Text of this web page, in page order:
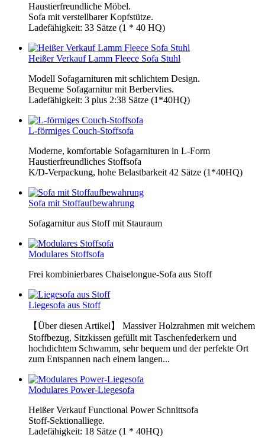
Haustierfreundliche Möbel.
Sofa mit verstellbarer Kopfstütze.
Ladefähigkeit: 33 Sätze (1 * 40 HQ)
Heißer Verkauf Lamm Fleece Sofa Stuhl
Modell Sofagarnituren mit schlichtem Design.
Bequeme Sofagarnitur mit Berbervlies.
Ladefähigkeit: 3 plus 2:38 Sätze (1*40HQ)
L-förmiges Couch-Stoffsofa
Moderne, komfortable Sofagarnituren in L-Form
Haustierfreundliches Stoffsofa
K/D-Verpackung, hohe Belastbarkeit 42 Sätze (1*40HQ)
Sofa mit Stoffaufbewahrung
Sofagarnitur aus Stoff mit Stauraum
Modulares Stoffsofa
Frei kombinierbares Chaiselongue-Sofa aus Stoff
Liegesofa aus Stoff
【Über diesen Artikel】 Massiver Holzrahmen mit weichem
Stoffbezug, Sitzkissen gefüllt mit Taschenfederkern und
hochdichtem Schwamm, sehr bequem und der perfekte Ort
zum Entspannen nach einem langen...
Modulares Power-Liegesofa
Heißer Verkauf Functional Power Schnittsofa
Stoff-Sektionalliege.
Ladefähigkeit: 18 Sätze (1 * 40HQ)